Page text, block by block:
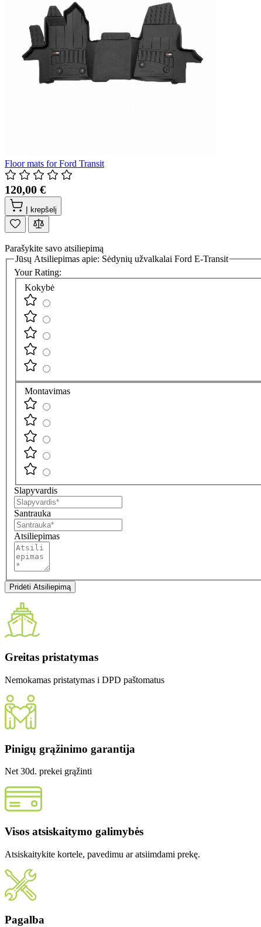
Floor mats for Ford Transit
120,00 €
Į krepšelį
Parašykite savo atsiliepimą
Jūsų Atsiliepimas apie: Sėdynių užvalkalai Ford E-Transit
Your Rating:
Kokybė
Montavimas
Slapyvardis
Santrauka
Atsiliepimas
Pridėti Atsiliepimą
Greitas pristatymas
Nemokamas pristatymas i DPD paštomatus
Pinigų grąžinimo garantija
Net 30d. prekei grąžinti
Visos atsiskaitymo galimybės
Atsiskaitykite kortele, pavedimu ar atsiimdami prekę.
Pagalba